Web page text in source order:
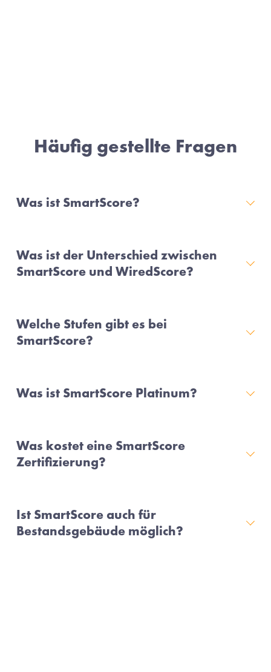
Häufig gestellte Fragen
Was ist SmartScore?
Was ist der Unterschied zwischen
SmartScore und WiredScore?
Welche Stufen gibt es bei
SmartScore?
Was ist SmartScore Platinum?
Was kostet eine SmartScore
Zertifizierung?
Ist SmartScore auch für
Bestandsgebäude möglich?